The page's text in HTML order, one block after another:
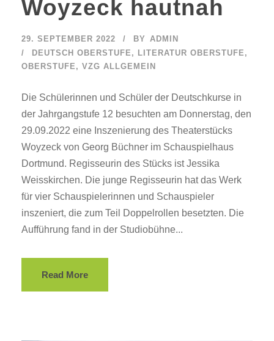
Woyzeck hautnah
29. SEPTEMBER 2022 BY
ADMIN
DEUTSCH OBERSTUFE , LITERATUR OBERSTUFE ,
OBERSTUFE , VZG ALLGEMEIN
Die Schülerinnen und Schüler der Deutschkurse in
der Jahrgangstufe 12 besuchten am Donnerstag, den
29.09.2022 eine Inszenierung des Theaterstücks
Woyzeck von Georg Büchner im Schauspielhaus
Dortmund. Regisseurin des Stücks ist Jessika
Weisskirchen. Die junge Regisseurin hat das Werk
für vier Schauspielerinnen und Schauspieler
inszeniert, die zum Teil Doppelrollen besetzten. Die
Aufführung fand in der Studiobühne...
Read More